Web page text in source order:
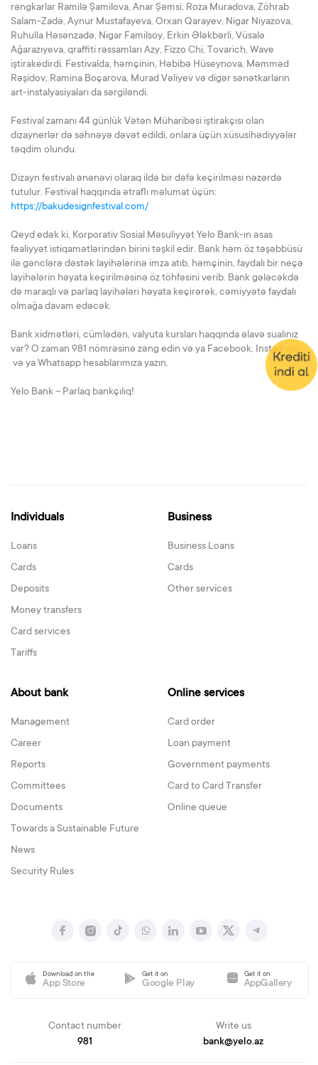
rəngkarlar Ramilə Şamilova, Anar Şəmsi, Roza Muradova, Zöhrab
Salam-Zadə, Aynur Mustafayeva, Orxan Qarayev, Nigar Niyazova,
Ruhulla Həsənzadə, Nigar Familsoy, Erkin Ələkbərli, Vüsalə
Ağarazıyeva, qraffiti rəssamları Azy, Fizzo Chi, Tovarich, Wave
iştirakedirdi. Festivalda, həmçinin, Həbibə Hüseynova, Məmməd
Rəşidov, Ramina Boçarova, Murad Vəliyev və digər sənətkarların
art-instalyasiyaları da sərgiləndi.
Festival zamanı 44 günlük Vətən Müharibəsi iştirakçısı olan
dizaynerlər də səhnəyə dəvət edildi, onlara üçün xüsusihədiyyələr
təqdim olundu.
Dizayn festivalı ənənəvi olaraq ildə bir dəfə keçirilməsi nəzərdə
tutulur. Festival haqqında ətraflı məlumat üçün:
https://bakudesignfestival.com/
Qeyd edək ki, Korporativ Sosial Məsuliyyət Yelo Bank-ın əsas
fəaliyyət istiqamətlərindən birini təşkil edir. Bank həm öz təşəbbüsü
ilə gənclərə dəstək layihələrinə imza atıb, həmçinin, faydalı bir neçə
layihələrin həyata keçirilməsinə öz töhfəsini verib. Bank gələcəkdə
də maraqlı və parlaq layihələri həyata keçirərək, cəmiyyətə faydalı
olmağa davam edəcək.
Bank xidmətləri, cümlədən, valyuta kursları haqqında əlavə sualınız
var? O zaman 981 nömrəsinə zəng edin və ya Facebook, Instagram
və ya Whatsapp hesablarımıza yazın.
Yelo Bank – Parlaq bankçılıq!
Individuals
Loans
Cards
Deposits
Money transfers
Card services
Tariffs
Business
Business Loans
Cards
Other services
About bank
Management
Career
Reports
Committees
Documents
Towards a Sustainable Future
News
Security Rules
Online services
Card order
Loan payment
Government payments
Card to Card Transfer
Online queue
Download on the
App Store
Get it on
Google Play
Get it on
AppGallery
Contact number
981
Write us
bank@yelo.az